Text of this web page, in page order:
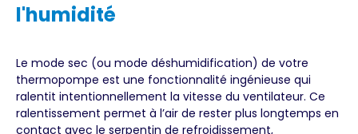
l'humidité
Le mode sec (ou mode déshumidification) de votre
thermopompe est une fonctionnalité ingénieuse qui
ralentit intentionnellement la vitesse du ventilateur. Ce
ralentissement permet à l’air de rester plus longtemps en
contact avec le serpentin de refroidissement,